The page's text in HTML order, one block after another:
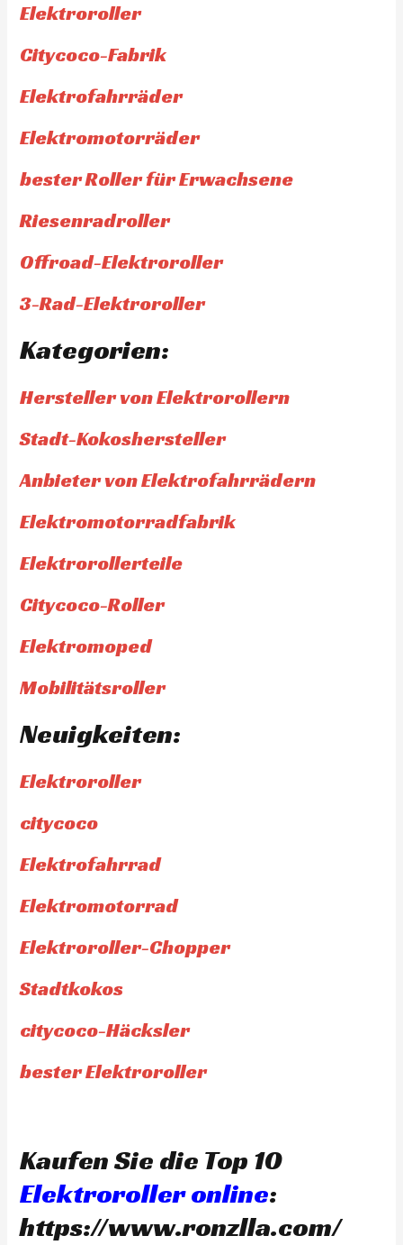
Elektroroller
Citycoco-Fabrik
Elektrofahrräder
Elektromotorräder
bester Roller für Erwachsene
Riesenradroller
Offroad-Elektroroller
3-Rad-Elektroroller
Kategorien:
Hersteller von Elektrorollern
Stadt-Kokoshersteller
Anbieter von Elektrofahrrädern
Elektromotorradfabrik
Elektrorollerteile
Citycoco-Roller
Elektromoped
Mobilitätsroller
Neuigkeiten:
Elektroroller
citycoco
Elektrofahrrad
Elektromotorrad
Elektroroller-Chopper
Stadtkokos
citycoco-Häcksler
bester Elektroroller
Kaufen Sie die Top 10
Elektroroller online:
https://www.ronzlla.com/